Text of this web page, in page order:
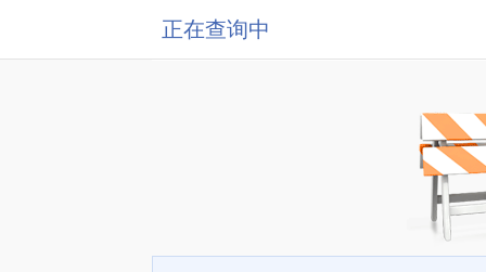
正在查询中